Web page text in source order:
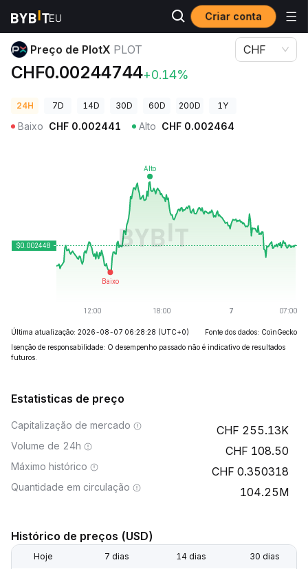
Criar conta
Preços de Criptomoedas Preço de PlotX PLOT
Preço de PlotX PLOT
CHF0.00244744+0.14%
CHF
24H 7D 14D 30D 60D 200D 1Y
Baixo CHF 0.002441 Alto CHF 0.002464
Última atualização: 2026-08-07 06:28:28 (UTC+0)
Fonte dos dados: CoinGecko
Isenção de responsabilidade: O desempenho passado não é indicativo de resultados
futuros.
Estatisticas de preço
Capitalização de mercado 255.13K
Volume de 24h 108.50
Máximo histórico 0.350318
Quantidade em circulação 104.25M
Histórico de preços (USD)
Hoje 7 dias 14 dias 30 dias